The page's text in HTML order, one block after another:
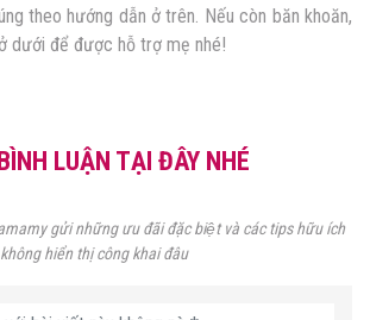
theo hướng dẫn ở trên. Nếu còn băn khoăn,
dưới để được hỗ trợ mẹ nhé!
LUẬN TẠI ĐÂY NHÉ
gửi những ưu đãi đặc biệt và các tips hữu ích
hiển thị công khai đâu